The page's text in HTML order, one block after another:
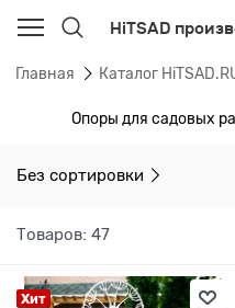
HiTSAD
Главная Каталог
Опоры для садовых
Без сортировки
Товаров: 47
Хит